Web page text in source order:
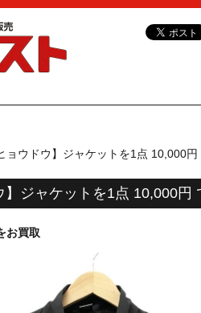
ョウドウ】ジャケットを1点 10,000
】ジャケットを1点 10,000円
お買取